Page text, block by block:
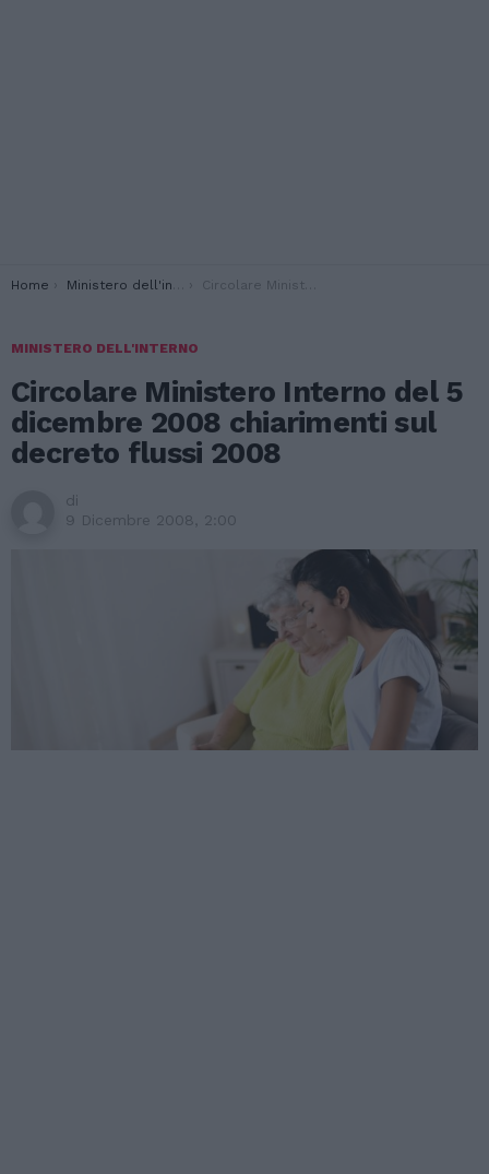
You are here:
Home Ministero dell'interno Circolare Ministero Interno del 5 dicembre 2008 chiarimenti sul decreto flussi 2008
MINISTERO DELL'INTERNO
Circolare Ministero Interno del 5
dicembre 2008 chiarimenti sul
decreto flussi 2008
di
9 Dicembre 2008, 2:00